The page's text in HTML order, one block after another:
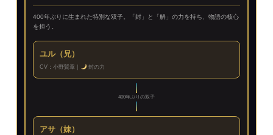
400年ぶりに生まれた特別な双子。「封」と「解」の力を持ち、物語の核心
を担う。
ユル（兄）
CV：小野賢章｜ 封の力
400年ぶりの双子
アサ（妹）